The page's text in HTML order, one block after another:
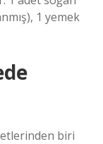
1 yemek
biri